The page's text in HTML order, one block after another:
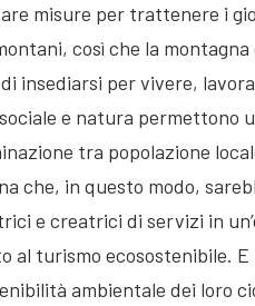
misure per trattenere i
così che la montagna
insediarsi per vivere,
e natura permettono
tra popolazione
che, in questo modo,
e creatrici di servizi in
al turismo ecosostenibile. E
ambientale dei loro